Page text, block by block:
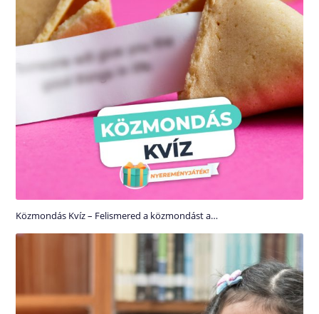
Közmondás Kvíz – Felismered a közmondást a…